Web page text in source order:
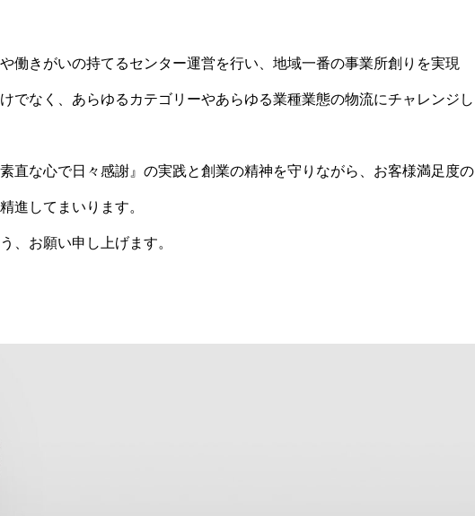
働きがいの持てるセンター運営を⾏い、地域⼀番の事業所創りを実現
でなく、あらゆるカテゴリーやあらゆる業種業態の物流にチャレンジし
直な⼼で⽇々感謝』の実践と創業の精神を守りながら、お客様満⾜度の
進してまいります。
、お願い申し上げます。